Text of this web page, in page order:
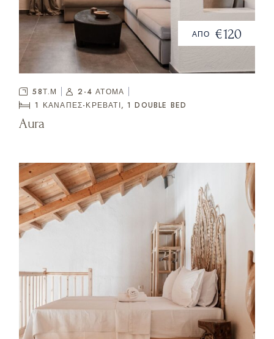
ΑΠΟ €120
58Τ.Μ
2-4 ΑΤΟΜΑ
1 ΚΑΝΑΠΈΣ-ΚΡΕΒΆΤΙ, 1 DOUBLE BED
Aura